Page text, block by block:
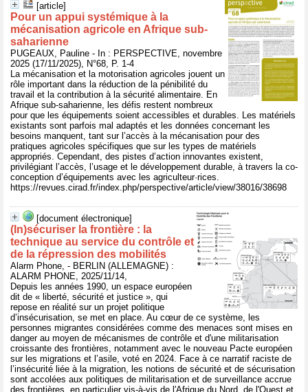
[article]
Pour un appui systémique à la
mécanisation agricole en Afrique sub-
saharienne
PUGEAUX, Pauline - In : PERSPECTIVE, novembre
2025 (17/11/2025), N°68, P. 1-4
La mécanisation et la motorisation agricoles jouent un
rôle important dans la réduction de la pénibilité du
travail et la contribution à la sécurité alimentaire. En
Afrique sub-saharienne, les défis restent nombreux
pour que les équipements soient accessibles et durables. Les matériels
existants sont parfois mal adaptés et les données concernant les
besoins manquent, tant sur l’accès à la mécanisation pour des
pratiques agricoles spécifiques que sur les types de matériels
appropriés. Cependant, des pistes d’action innovantes existent,
privilégiant l’accès, l’usage et le développement durable, à travers la co-
conception d’équipements avec les agriculteur·rices.
https://revues.cirad.fr/index.php/perspective/article/view/38016/38698
[document électronique]
(In)sécuriser la frontière : la
technique au service du contrôle et
de la répression des mobilités
Alarm Phone, - BERLIN (ALLEMAGNE) :
ALARM PHONE, 2025/11/14,
Depuis les années 1990, un espace européen
dit de « liberté, sécurité et justice », qui
repose en réalité sur un projet politique
d’insécurisation, se met en place. Au cœur de ce système, les
personnes migrantes considérées comme des menaces sont mises en
danger au moyen de mécanismes de contrôle et d'une militarisation
croissante des frontières, notamment avec le nouveau Pacte européen
sur les migrations et l’asile, voté en 2024. Face à ce narratif raciste de
l’insécurité liée à la migration, les notions de sécurité et de sécurisation
sont accolées aux politiques de militarisation et de surveillance accrue
des frontières, en particulier vis-à-vis de l'Afrique du Nord, de l'Ouest et